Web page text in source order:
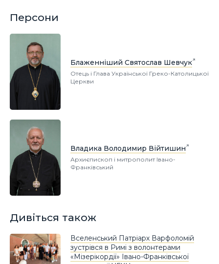
Персони
Блаженніший Святослав Шевчук
Отець і Глава Української Греко-Католицької
Церкви
Владика Володимир Війтишин
Архиєпископ і митрополит Івано-
Франківський
Дивіться також
Вселенський Патріарх Варфоломій
зустрівся в Римі з волонтерами
«Мізерікордії» Івано-Франківської